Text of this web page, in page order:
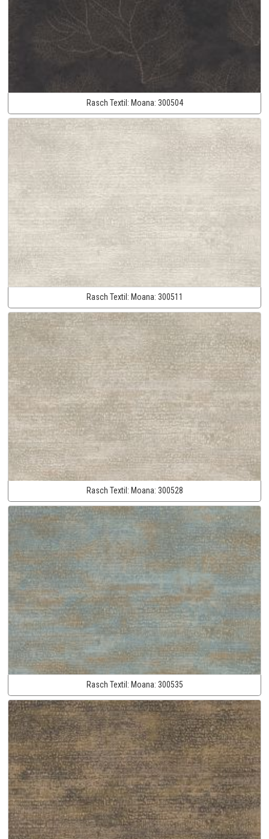
Rasch Textil: Moana: 300504
Rasch Textil: Moana: 300511
Rasch Textil: Moana: 300528
Rasch Textil: Moana: 300535